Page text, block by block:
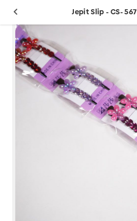
Jepit Slip - CS- 567